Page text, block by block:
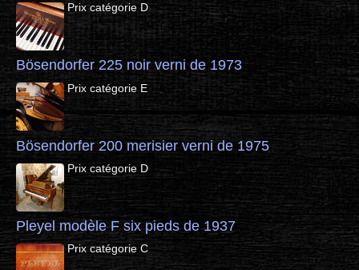
Prix catégorie D
Bösendorfer 225 noir verni de 1973
Prix catégorie E
Bösendorfer 200 merisier verni de 1975
Prix catégorie D
Pleyel modèle F six pieds de 1937
Prix catégorie C